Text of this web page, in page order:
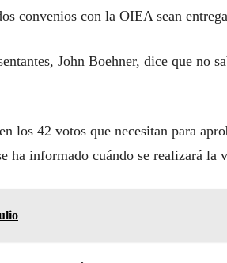
convenios con la OIEA sean
John Boehner, dice que no
los 42 votos que necesitan para
ha informado cuándo se realizará la